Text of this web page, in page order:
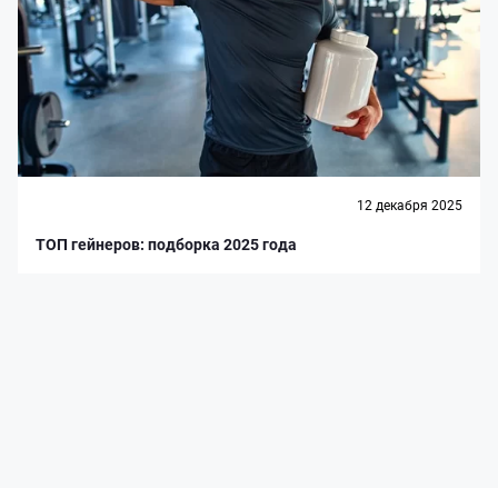
12 декабря 2025
ТОП гейнеров: подборка 2025 года